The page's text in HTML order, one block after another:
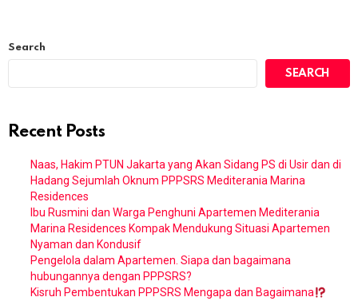
Search
SEARCH
Recent Posts
Naas, Hakim PTUN Jakarta yang Akan Sidang PS di Usir dan di
Hadang Sejumlah Oknum PPPSRS Mediterania Marina
Residences
Ibu Rusmini dan Warga Penghuni Apartemen Mediterania
Marina Residences Kompak Mendukung Situasi Apartemen
Nyaman dan Kondusif
Pengelola dalam Apartemen. Siapa dan bagaimana
hubungannya dengan PPPSRS?
Kisruh Pembentukan PPPSRS Mengapa dan Bagaimana